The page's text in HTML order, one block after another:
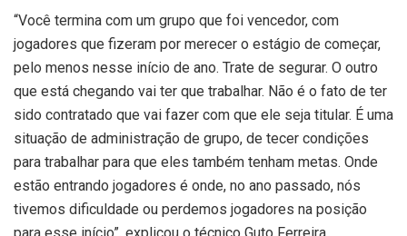
“Você termina com um grupo que foi vencedor, com
jogadores que fizeram por merecer o estágio de começar,
pelo menos nesse início de ano. Trate de segurar. O outro
que está chegando vai ter que trabalhar. Não é o fato de ter
sido contratado que vai fazer com que ele seja titular. É uma
situação de administração de grupo, de tecer condições
para trabalhar para que eles também tenham metas. Onde
estão entrando jogadores é onde, no ano passado, nós
tivemos dificuldade ou perdemos jogadores na posição